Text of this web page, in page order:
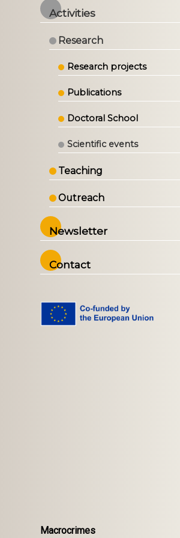
Activities
Research
Research projects
Publications
Doctoral School
Scientific events
Teaching
Outreach
Newsletter
Contact
Macrocrimes